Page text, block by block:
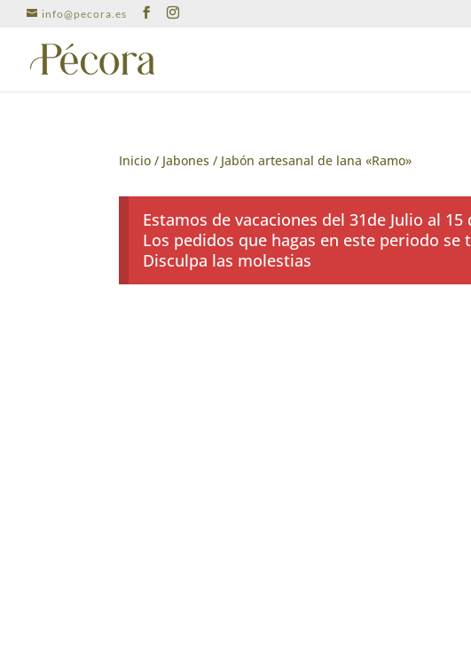
info@pecora.es
Inicio / Jabones / Jabón artesanal de lana «Ramo»
Estamos de vacaciones del 31de Julio al 15
Los pedidos que hagas en este periodo
Disculpa las molestias